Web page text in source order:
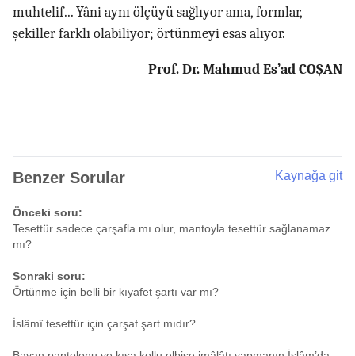
muhtelif... Yâni aynı ölçüyü sağlıyor ama, formlar,
şekiller farklı olabiliyor; örtünmeyi esas alıyor.
Prof. Dr. Mahmud Es’ad COŞAN
Benzer Sorular Kaynağa git
Önceki soru:
Tesettür sadece çarşafla mı olur, mantoyla tesettür sağlanamaz
mı?
Sonraki soru:
Örtünme için belli bir kıyafet şartı var mı?
İslâmî tesettür için çarşaf şart mıdır?